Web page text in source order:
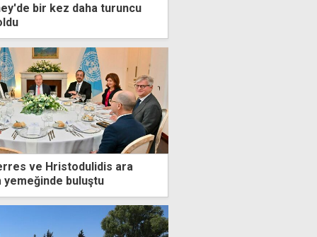
bir kez daha turuncu
ve Hristodulidis ara
yemeğinde buluştu